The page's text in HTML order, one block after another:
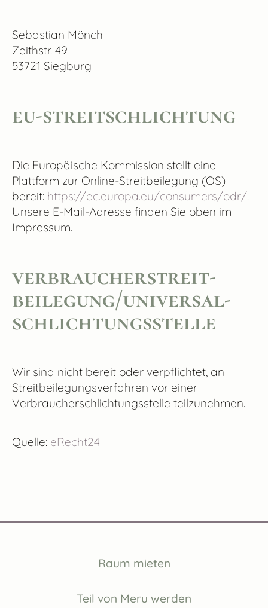
Sebastian Mönch
Zeithstr. 49
53721 Siegburg
eu-streitschlichtung
Die Europäische Kommission stellt eine
Plattform zur Online-Streitbeilegung (OS)
bereit: https://ec.europa.eu/consumers/odr/.
Unsere E-Mail-Adresse finden Sie oben im
Impressum.
verbraucher­streit­
beilegung/universal­
schlichtungs­stelle
Wir sind nicht bereit oder verpflichtet, an
Streitbeilegungsverfahren vor einer
Verbraucherschlichtungsstelle teilzunehmen.
Quelle: eRecht24
Raum mieten
Teil von Meru werden